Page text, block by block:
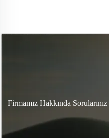
Firmamız Hakkında Sorularınız